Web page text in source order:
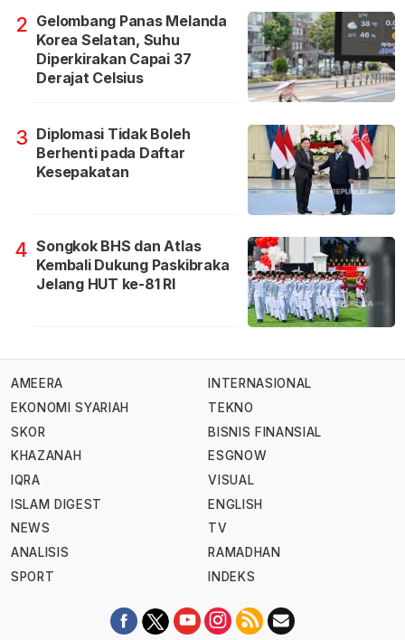
2 Gelombang Panas Melanda
Korea Selatan, Suhu
Diperkirakan Capai 37
Derajat Celsius
3 Diplomasi Tidak Boleh
Berhenti pada Daftar
Kesepakatan
4 Songkok BHS dan Atlas
Kembali Dukung Paskibraka
Jelang HUT ke-81 RI
AMEERA
EKONOMI SYARIAH
SKOR
KHAZANAH
IQRA
ISLAM DIGEST
NEWS
ANALISIS
SPORT
INTERNASIONAL
TEKNO
BISNIS FINANSIAL
ESGNOW
VISUAL
ENGLISH
TV
RAMADHAN
INDEKS